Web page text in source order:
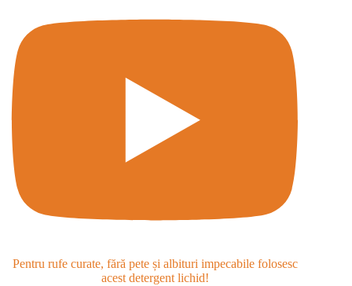
Pentru rufe curate, fără pete și albituri impecabile folosesc
acest detergent lichid!